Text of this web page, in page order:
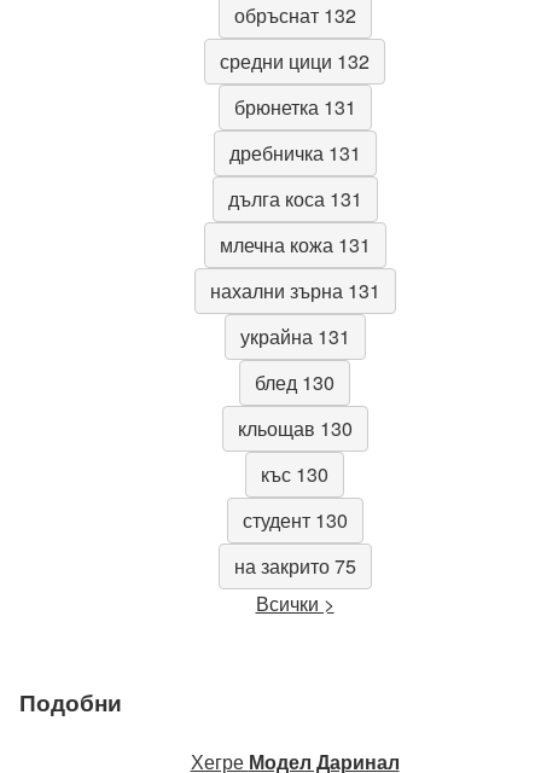
обръснат 132
средни цици 132
брюнетка 131
дребничка 131
дълга коса 131
млечна кожа 131
нахални зърна 131
украйна 131
блед 130
кльощав 130
къс 130
студент 130
на закрито 75
Всички >
Подобни
Хегре Модел Даринал